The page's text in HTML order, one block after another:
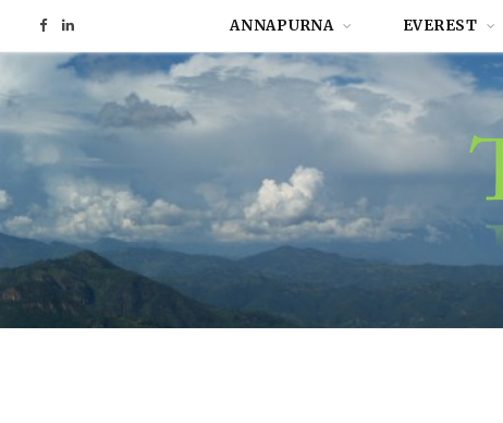
F
b
L
i
k
e
ANNAPURNA EVEREST